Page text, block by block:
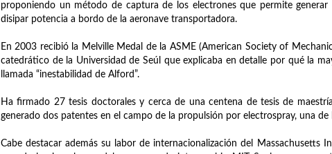
proponiendo un método de captura de los electrones que permite
disipar potencia a bordo de la aeronave transportadora.
En 2003 recibió la Melville Medal de la ASME (American Society of
catedrático de la Universidad de Seúl que explicaba en detalle por qué la
llamada “inestabilidad de Alford”.
Ha firmado 27 tesis doctorales y cerca de una centena de tesis de
generado dos patentes en el campo de la propulsión por electrospray, una
Cabe destacar además su labor de internacionalización del Massachusetts